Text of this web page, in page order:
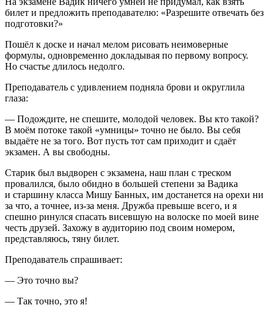
билет и предложить преподавателю: «Разрешите отвечать без
подготовки?»
Пошёл к доске и начал мелом рисовать неимоверные
формулы, одновременно докладывая по первому вопросу.
Но счастье длилось недолго.
Преподаватель с удивлением подняла брови и округлила
глаза:
— Подождите, не спешите, молодой человек. Вы кто такой?
В моём потоке такой «умницы» точно не было. Вы себя
выдаёте не за того. Вот пусть тот сам приходит и сдаёт
экзамен. А вы свободны.
Старик был выдворен с экзамена, наш план с треском
провалился, было обидно в большей степени за Вадика
и старшину класса Мишу Банных, им достанется на орехи ни
за что, а точнее, из-за меня. Дружба превыше всего, и я
спешно ринулся спасать висевшую на волоске по моей вине
честь друзей. Захожу в аудиторию под своим номером,
представляюсь, тяну билет.
Преподаватель спрашивает:
— Это точно вы?
— Так точно, это я!